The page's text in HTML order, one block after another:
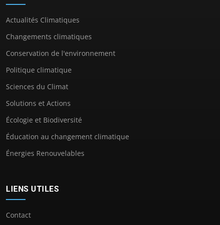
Actualités Climatiques
Changements climatiques
Conservation de l'environnement
Politique climatique
Sciences du Climat
Solutions et Actions
Écologie et Biodiversité
Éducation au changement climatique
Énergies Renouvelables
LIENS UTILES
Contact